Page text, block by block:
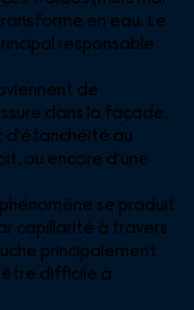
en eau. Le
responsable
de
dans la façade,
d’étanchéité au
ou encore d’une
se produit
capillarité à travers
principalement
être difficile à